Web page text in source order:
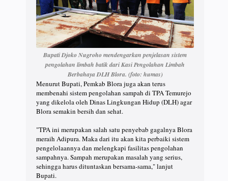
Bupati Djoko Nugroho mendengarkan penjelasan sistem
pengolahan limbah batik dari Kasi Pengolahan Limbah
Berbahaya DLH Blora. (foto: humas)
Menurut Bupati, Pemkab Blora juga akan terus
membenahi sistem pengolahan sampah di TPA Temurejo
yang dikelola oleh Dinas Lingkungan Hidup (DLH) agar
Blora semakin bersih dan sehat.
"TPA ini merupakan salah satu penyebab gagalnya Blora
meraih Adipura. Maka dari itu akan kita perbaiki sistem
pengelolaannya dan melengkapi fasilitas pengolahan
sampahnya. Sampah merupakan masalah yang serius,
sehingga harus dituntaskan bersama-sama," lanjut
Bupati.